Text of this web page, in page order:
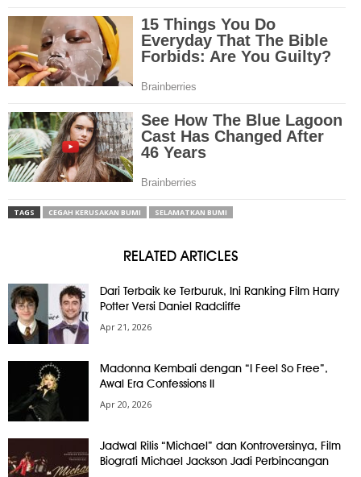
TAGS CEGAH KERUSAKAN BUMI SELAMATKAN BUMI
RELATED ARTICLES
Dari Terbaik ke Terburuk, Ini Ranking Film Harry
Potter Versi Daniel Radcliffe
Apr 21, 2026
Madonna Kembali dengan “I Feel So Free”,
Awal Era Confessions II
Apr 20, 2026
Jadwal Rilis “Michael” dan Kontroversinya, Film
Biografi Michael Jackson Jadi Perbincangan